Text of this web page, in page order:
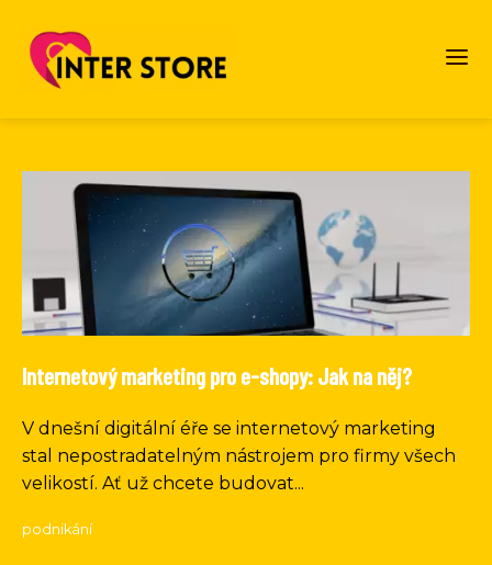
Internetový marketing pro e-shopy: Jak na něj?
V dnešní digitální éře se internetový marketing
stal nepostradatelným nástrojem pro firmy všech
velikostí. Ať už chcete budovat...
podnikání